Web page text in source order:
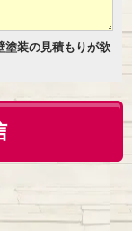
塗装の見積もりが欲